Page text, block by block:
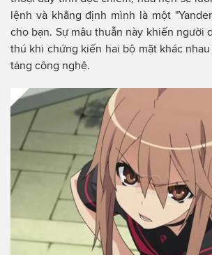
lệnh và khẳng định mình là một
cho bạn. Sự mâu thuẫn này khiến người
thú khi chứng kiến hai bộ mặt khác
tảng công nghệ.